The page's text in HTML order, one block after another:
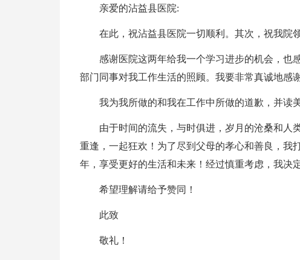
亲爱的沾益县医院:
在此，祝沾益县医院一切顺利。其次，祝我院
感谢医院这两年给我一个学习进步的机会，也
部门同事对我工作生活的照顾。我要非常真诚地感
我为我所做的和我在工作中所做的道歉，并读
由于时间的流失，与时俱进，岁月的沧桑和人
重逢，一起狂欢！为了尽到父母的孝心和善良，我
年，享受更好的生活和未来！经过慎重考虑，我决
希望理解请给予赞同！
此致
敬礼！